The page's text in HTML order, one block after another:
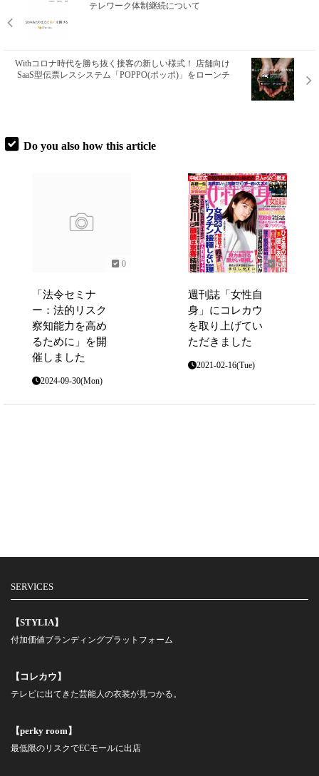
テレワーク体制継続について
Withコロナ時代を勝ち抜く接客の新しい様式！ 店舗向け
SaaS型伝票レスシステム「POPPO(ポッポ)」をローンチ
Do you also how this article
0
「法令セミナ
ー：法的リスク
察知能力を高め
るために」を開
催しました
2024-09-30(Mon)
0
週刊誌「女性自
身」にコレカウ
を取り上げてい
ただきました
2021-02-16(Tue)
SERVICES
【STYLIA】
付加価値ブランディングプラットフォーム
【コレカウ】
テレビに出てきた芸能人の衣装が見つかる。
【perky room】
最低限のリスクでECモールに出店